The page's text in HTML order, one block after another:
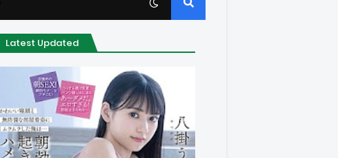
Latest Updated